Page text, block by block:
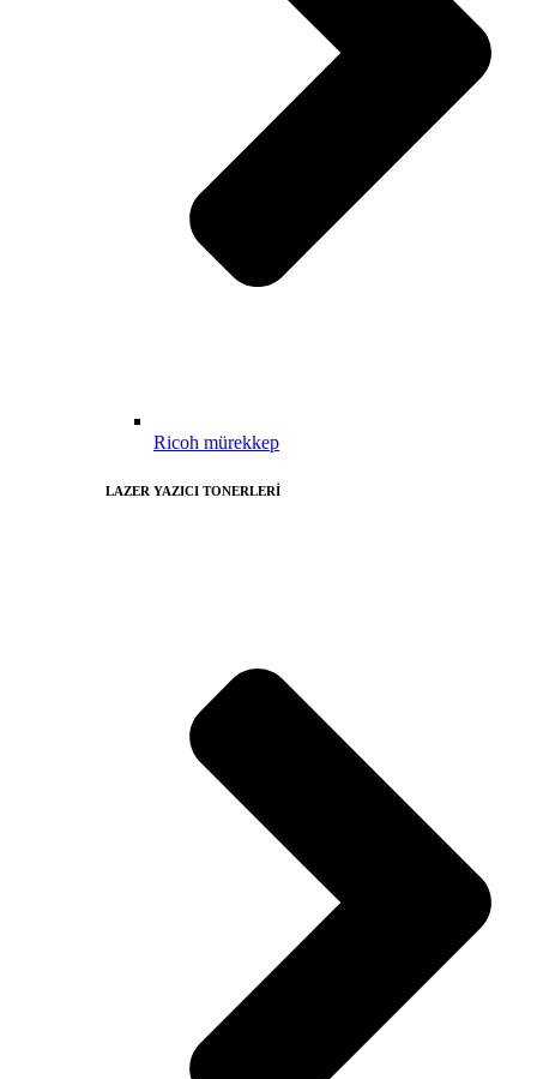
Ricoh mürekkep
LAZER YAZICI TONERLERİ